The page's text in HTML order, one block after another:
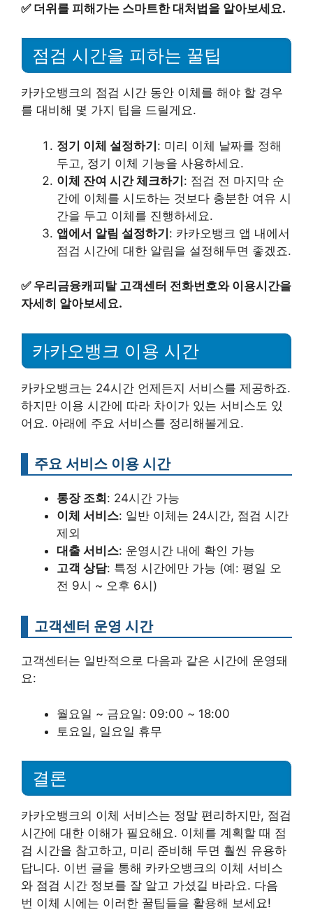
✅ 더위를 피해가는 스마트한 대처법을 알아보세요.
점검 시간을 피하는 꿀팁
카카오뱅크의 점검 시간 동안 이체를 해야 할 경우
를 대비해 몇 가지 팁을 드릴게요.
정기 이체 설정하기: 미리 이체 날짜를 정해
두고, 정기 이체 기능을 사용하세요.
이체 잔여 시간 체크하기: 점검 전 마지막 순
간에 이체를 시도하는 것보다 충분한 여유 시
간을 두고 이체를 진행하세요.
앱에서 알림 설정하기: 카카오뱅크 앱 내에서
점검 시간에 대한 알림을 설정해두면 좋겠죠.
✅ 우리금융캐피탈 고객센터 전화번호와 이용시간을
자세히 알아보세요.
카카오뱅크 이용 시간
카카오뱅크는 24시간 언제든지 서비스를 제공하죠.
하지만 이용 시간에 따라 차이가 있는 서비스도 있
어요. 아래에 주요 서비스를 정리해볼게요.
주요 서비스 이용 시간
통장 조회 : 24시간 가능
이체 서비스: 일반 이체는 24시간, 점검 시간
제외
대출 서비스: 운영시간 내에 확인 가능
고객 상담: 특정 시간에만 가능 (예: 평일 오
전 9시 ~ 오후 6시)
고객센터 운영 시간
고객센터는 일반적으로 다음과 같은 시간에 운영돼
요:
월요일 ~ 금요일: 09:00 ~ 18:00
토요일, 일요일 휴무
결론
카카오뱅크의 이체 서비스는 정말 편리하지만, 점검
시간에 대한 이해가 필요해요. 이체를 계획할 때 점
검 시간을 참고하고, 미리 준비해 두면 훨씬 유용하
답니다. 이번 글을 통해 카카오뱅크의 이체 서비스
와 점검 시간 정보를 잘 알고 가셨길 바라요. 다음
번 이체 시에는 이러한 꿀팁들을 활용해 보세요!